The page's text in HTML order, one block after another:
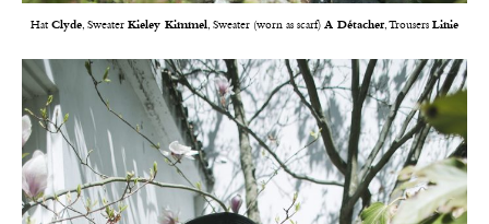
Hat Clyde, Sweater Kieley Kimmel, Sweater (worn as scarf) A Détacher, Trousers Linie